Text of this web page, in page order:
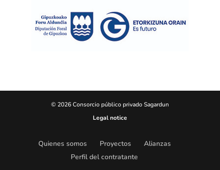
© 2026 Consorcio público privado Sagardun
Legal notice
Quienes somos Proyectos
Alianzas
Perfil del contratante